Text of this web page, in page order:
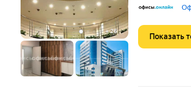
+26
транспорта: -
Показать